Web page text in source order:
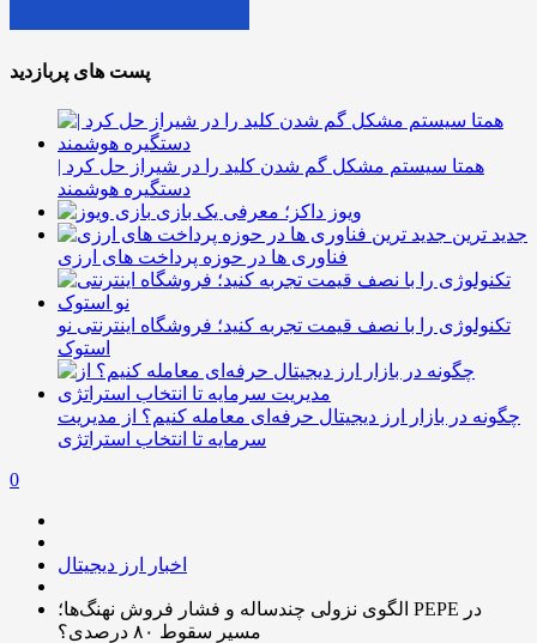
پست های پربازدید
همتا سیستم مشکل گم شدن کلید را در شیراز حل کرد |
دستگیره هوشمند
ویوز داکز؛ معرفی یک بازی
جدید ترین
فناوری ها در حوزه پرداخت های ارزی
تکنولوژی را با نصف قیمت تجربه کنید؛ فروشگاه اینترنتی نو
استوک
چگونه در بازار ارز دیجیتال حرفه‌ای معامله کنیم؟ از مدیریت
سرمایه تا انتخاب استراتژی
0
اخبار ارز دیجیتال
الگوی نزولی چندساله و فشار فروش نهنگ‌ها؛ PEPE در
مسیر سقوط ۸۰ درصدی؟